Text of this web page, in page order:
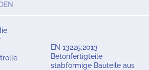
EN 13225:2013
Betonfertigteile
stabförmige Bauteile aus